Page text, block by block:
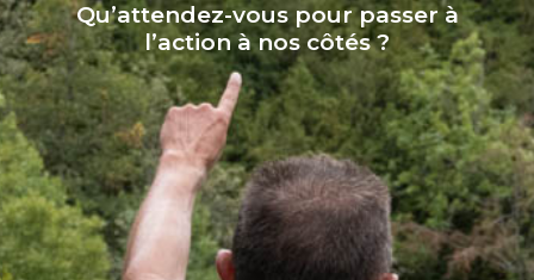
Qu’attendez-vous pour passer à
l’action à nos côtés ?